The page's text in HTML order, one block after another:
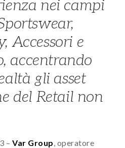
nei campi
Accessori e
accentrando
gli asset
del Retail non
–Var Group, operatore